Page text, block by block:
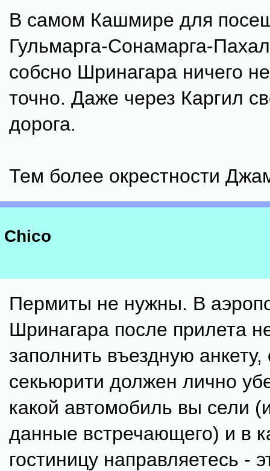
В самом Кашмире для
Гульмарга-Сонамарга-
собсно Шринагара ничего
точно. Даже через Каргил
дорога.
Тем более окрестности
Chico
Пермиты не нужны. В
Шринагара после прилета
заполнить въездную
секьюрити должен лично
какой автомобиль вы сели
данные встречающего) и в
гостиницу направляетесь -